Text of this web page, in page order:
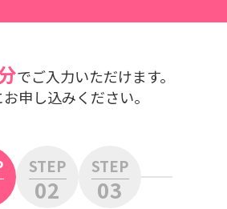
でご入力いただけます。
申し込みください。
STEP
02
STEP
03